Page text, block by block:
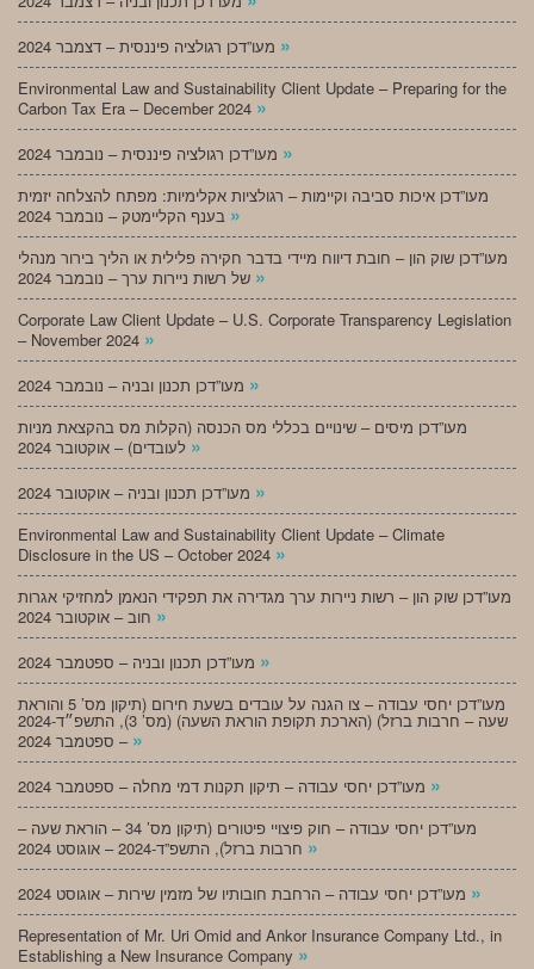
»
Environmental Law and Sustainability Client Update – Preparing for the
Carbon Tax Era – December 2024 »
»
מעו”דכן איכות סביבה וקיימות – רגולציות אקלימיות: מפתח להצלחה יזמית
»
מעו”דכן שוק הון – חובת דיווח מיידי בדבר חקירה פלילית או הליך בירור מנהלי
»
Corporate Law Client Update – U.S. Corporate Transparency Legislation
– November 2024 »
»
מעו”דכן מיסים – שינויים בכללי מס הכנסה (הקלות מס בהקצאת מניות
»
»
Environmental Law and Sustainability Client Update – Climate
Disclosure in the US – October 2024 »
מעו”דכן שוק הון – רשות ניירות ערך מגדירה את תפקידי הנאמן למחזיקי אגרות
»
»
מעו”דכן יחסי עבודה – צו הגנה על עובדים בשעת חירום (תיקון מס’ 5 והוראת
שעה – חרבות ברזל) (הארכת תקופת הוראת השעה) (מס’ 3), התשפ״ד-2024
– ספטמבר 2024 »
»
מעו”דכן יחסי עבודה – חוק פיצויי פיטורים (תיקון מס’ 34 – הוראת שעה –
»
»
Representation of Mr. Uri Omid and Ankor Insurance Company Ltd., in
Establishing a New Insurance Company »